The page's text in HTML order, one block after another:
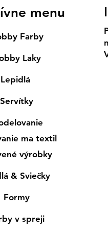
menu
Farby
Laky
Lepidlá
Servítky
ma textil
výrobky
& Sviečky
Formy
v spreji